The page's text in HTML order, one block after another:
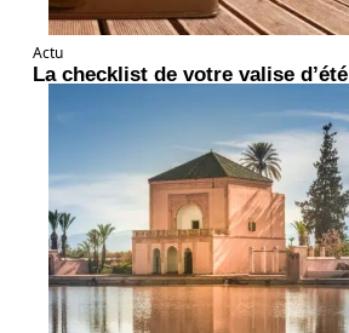
Actu
La checklist de votre valise d’été